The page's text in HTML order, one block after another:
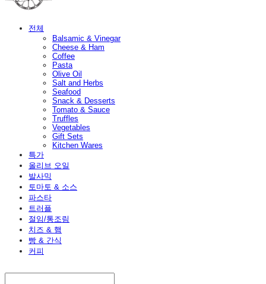
전체
Balsamic & Vinegar
Cheese & Ham
Coffee
Pasta
Olive Oil
Salt and Herbs
Seafood
Snack & Desserts
Tomato & Sauce
Truffles
Vegetables
Gift Sets
Kitchen Wares
특가
올리브 오일
발사믹
토마토 & 소스
파스타
트러플
절임/통조림
치즈 & 햄
빵 & 간식
커피